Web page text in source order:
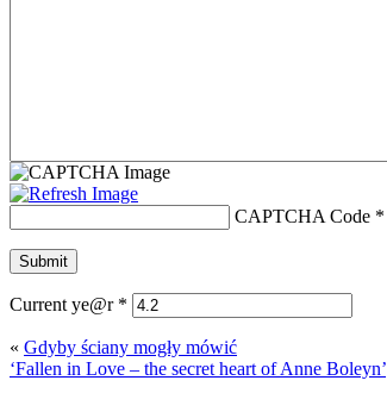
CAPTCHA Code *
Current ye@r *
« Gdyby ściany mogły mówić
‘Fallen in Love – the secret heart of Anne Boleyn’